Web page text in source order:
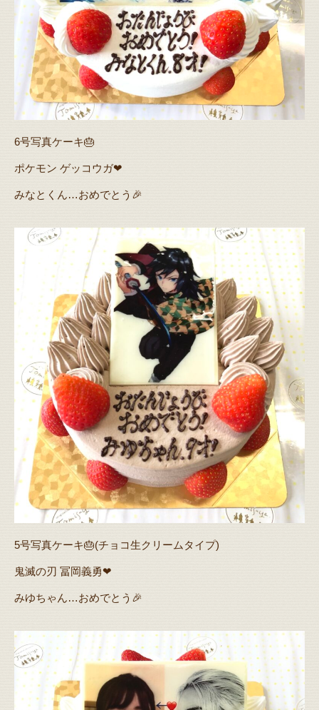
6号写真ケーキ🎂
ポケモン ゲッコウガ❤
みなとくん…おめでとう🎉
5号写真ケーキ🎂(チョコ生クリームタイプ)
鬼滅の刃 冨岡義勇❤
みゆちゃん…おめでとう🎉